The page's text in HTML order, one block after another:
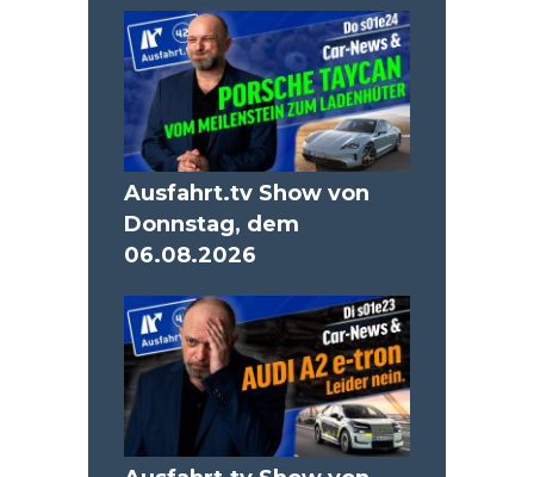
Ausfahrt.tv Show von
Donnstag, dem
06.08.2026